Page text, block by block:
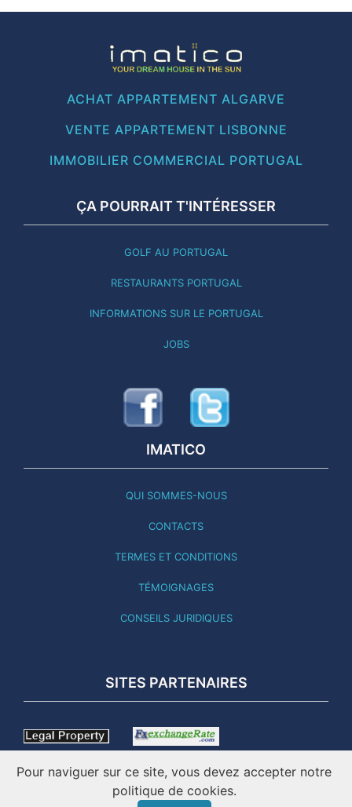
ACHAT APPARTEMENT ALGARVE
VENTE APPARTEMENT LISBONNE
IMMOBILIER COMMERCIAL PORTUGAL
ÇA POURRAIT T'INTÉRESSER
GOLF AU PORTUGAL
RESTAURANTS PORTUGAL
INFORMATIONS SUR LE PORTUGAL
JOBS
IMATICO
QUI SOMMES-NOUS
CONTACTS
TERMES ET CONDITIONS
TÉMOIGNAGES
CONSEILS JURIDIQUES
SITES PARTENAIRES
Pour naviguer sur ce site, vous devez accepter notre
politique de cookies.